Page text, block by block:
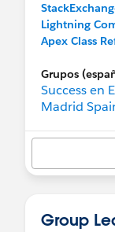
Lightning
Apex Class
Grupos
Success en
Madrid
Barcelona
Andalucia
Success
Group